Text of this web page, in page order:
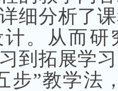
细分析了
。从而研
到拓展学
步”教学法